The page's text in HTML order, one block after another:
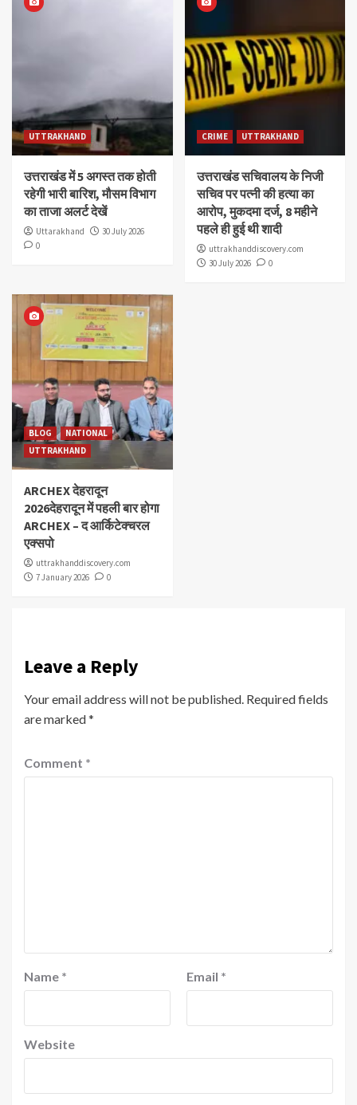
UTTRAKHAND
उत्तराखंड में 5 अगस्त तक होती
रहेगी भारी बारिश, मौसम विभाग
का ताजा अलर्ट देखें
Uttarakhand
30 July 2026
0
CRIME UTTRAKHAND
उत्तराखंड सचिवालय के निजी
सचिव पर पत्नी की हत्या का
आरोप, मुकदमा दर्ज, 8 महीने
पहले ही हुई थी शादी
uttrakhanddiscovery.com
30 July 2026
0
BLOG
NATIONAL
UTTRAKHAND
ARCHEX देहरादून
2026देहरादून में पहली बार होगा
ARCHEX – द आर्किटेक्चरल
एक्सपो
uttrakhanddiscovery.com
7 January 2026
0
Leave a Reply
Your email address will not be published. Required fields
are marked*
Comment *
Name * Email *
Website